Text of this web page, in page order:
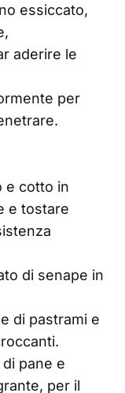
essiccato,
aderire le
per
e cotto in
e tostare
di senape in
di pastrami e
pane e
per il